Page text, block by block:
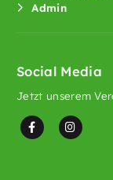
Admin
Social Media
Jetzt unserem